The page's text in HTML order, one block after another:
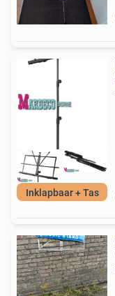
Inklapbaar + Tas